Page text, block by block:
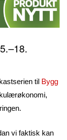
til Bygg
vi faktisk kan